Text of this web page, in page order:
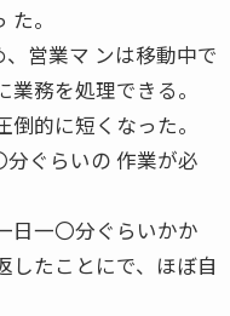
。
営業マ ンは移動中で
務を処理できる。
的に短くなった。
分ぐらいの 作業が必
日一〇分ぐらいかか
したことにで、ほぼ自